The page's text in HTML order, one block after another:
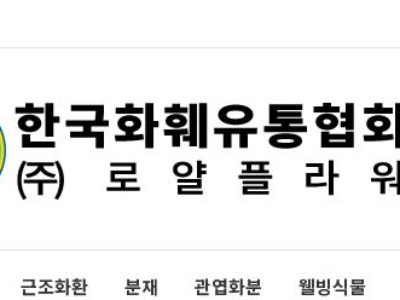
근조화환 분재 관엽화분 웰빙식물